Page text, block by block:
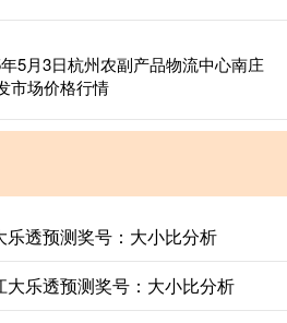
5月3日杭州农副产品物流中心南庄
市场价格行情
透预测奖号：大小比分析
乐透预测奖号：大小比分析